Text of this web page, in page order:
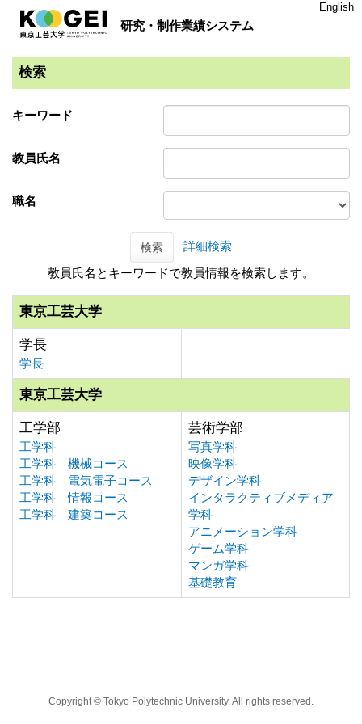
研究・制作業績システム
English
検索
キーワード
教員氏名
職名
検索
詳細検索
教員氏名とキーワードで教員情報を検索します。
東京工芸大学
学長
学長
東京工芸大学
工学部
工学科
工学科 機械コース
工学科 電気電子コース
工学科 情報コース
工学科 建築コース
芸術学部
写真学科
映像学科
デザイン学科
インタラクティブメディア
学科
アニメーション学科
ゲーム学科
マンガ学科
基礎教育
Copyright © Tokyo Polytechnic University. All rights reserved.